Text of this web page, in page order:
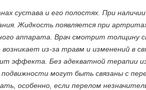
сустава и его полостях. При
Жидкость появляется при
аппарата. Врач смотрит толщину
из-за травм и изменений в
эффекта. Без адекватной терапии
могут быть связаны с
особенно, если перелом